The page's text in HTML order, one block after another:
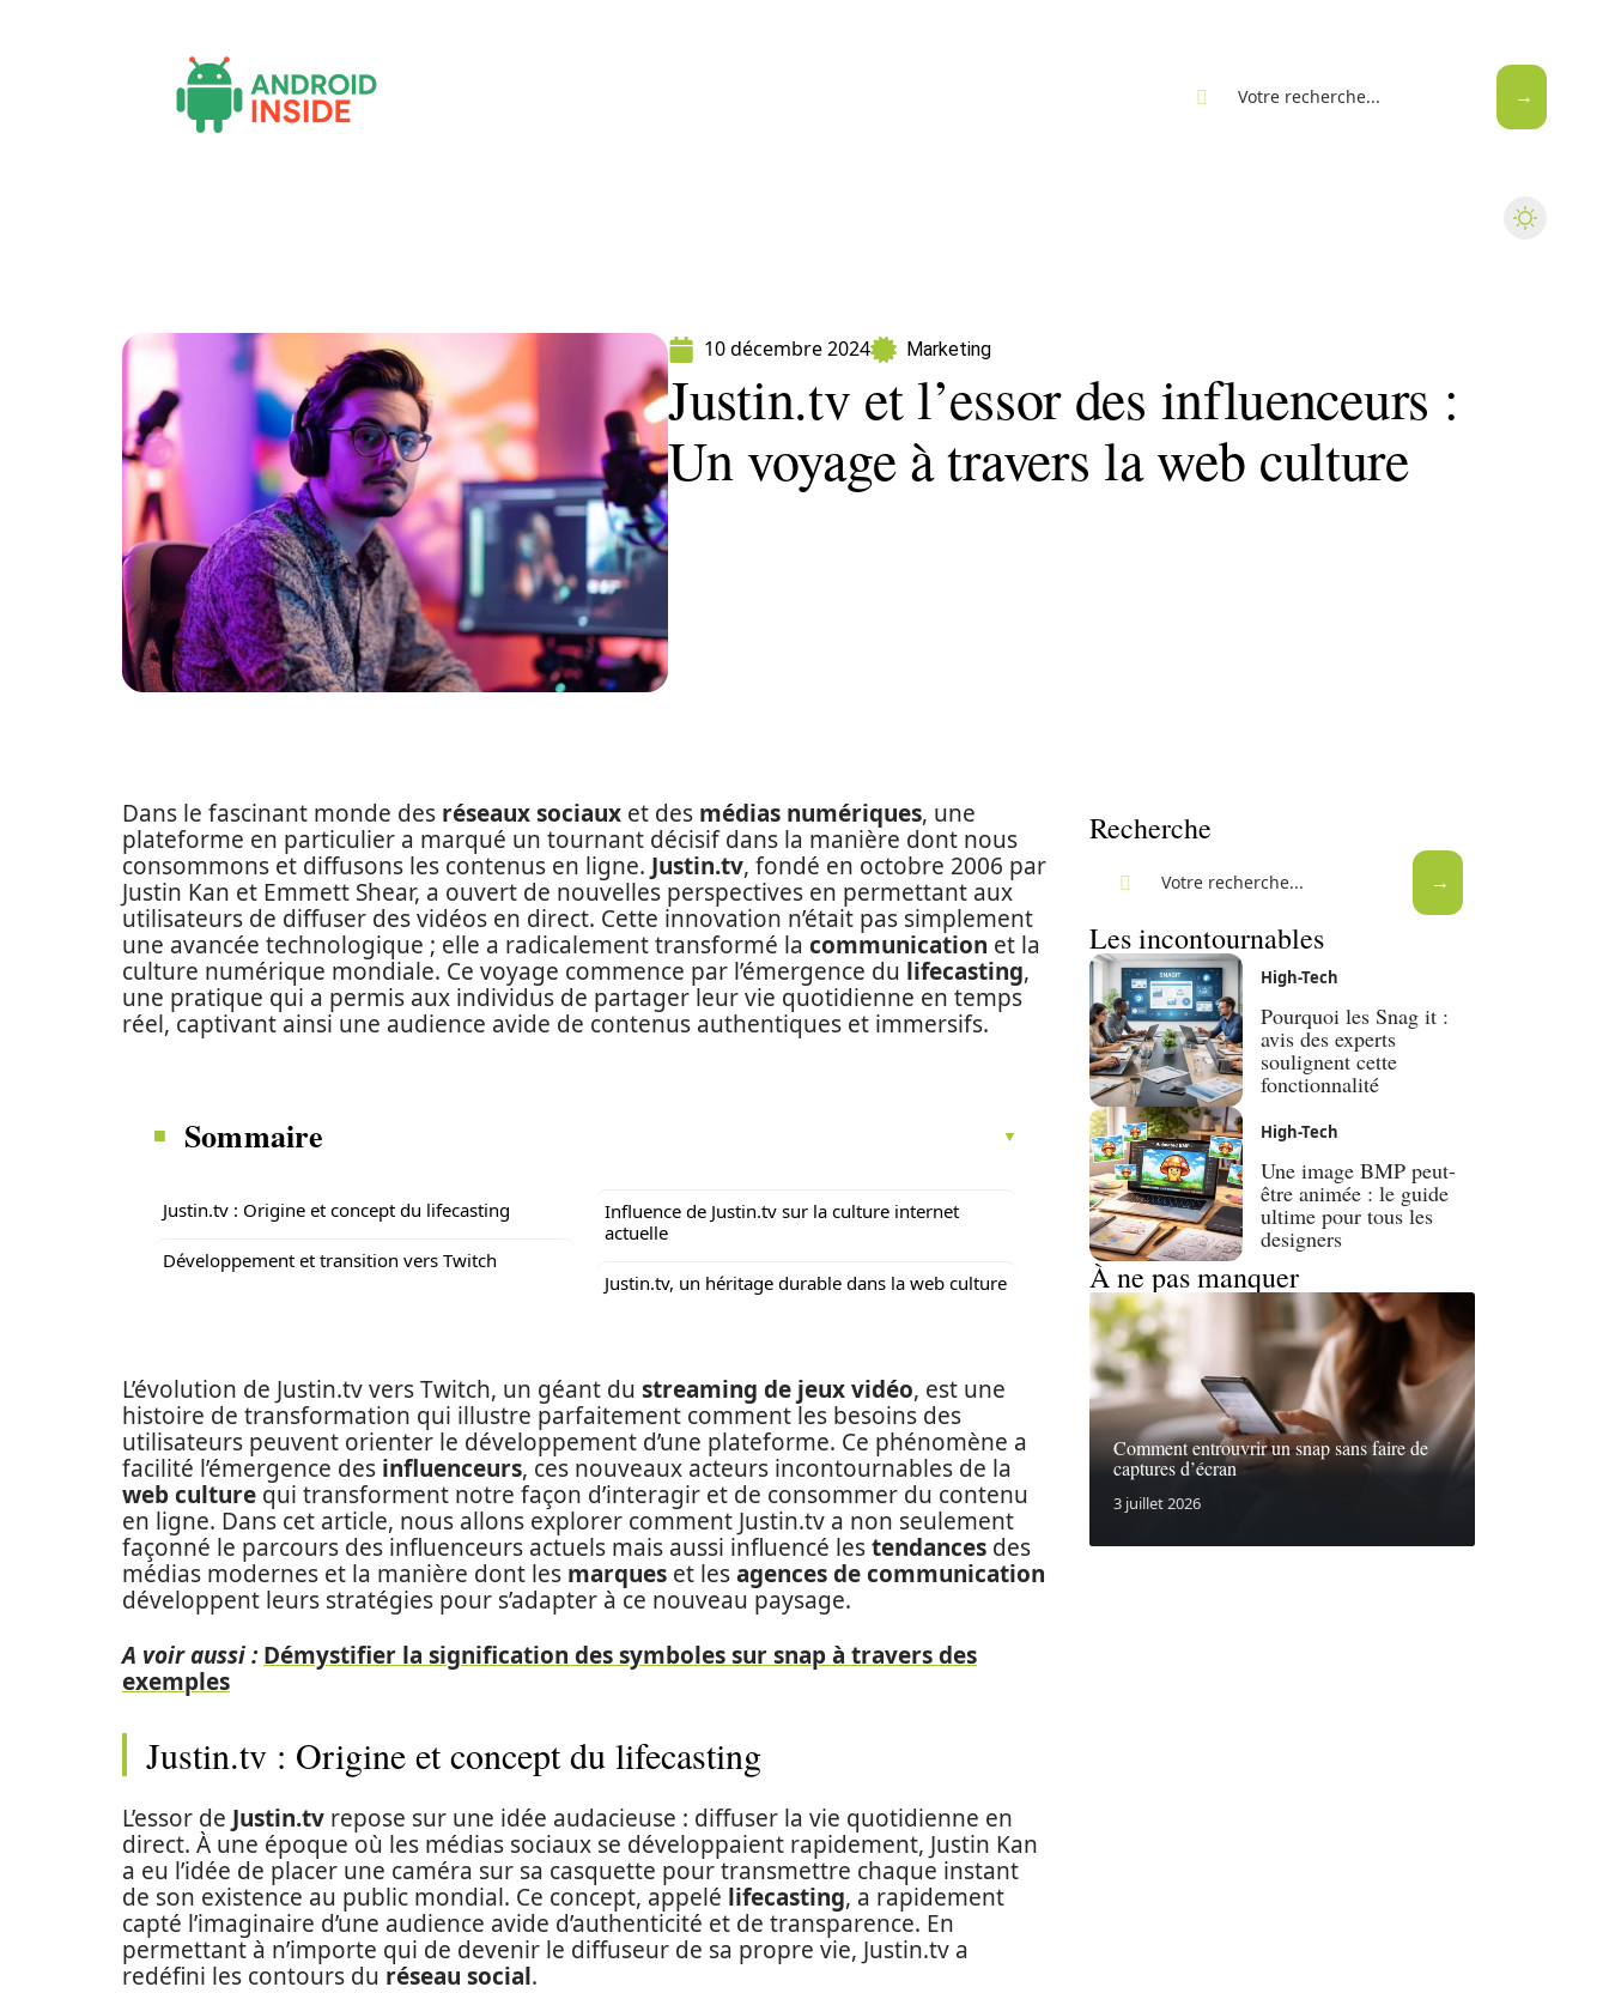
10 décembre 2024 Marketing
Justin.tv et l’essor des influenceurs :
Un voyage à travers la web culture
Dans le fascinant monde des réseaux sociaux et des médias numériques, une
plateforme en particulier a marqué un tournant décisif dans la manière dont nous
consommons et diffusons les contenus en ligne. Justin.tv, fondé en octobre 2006 par
Justin Kan et Emmett Shear, a ouvert de nouvelles perspectives en permettant aux
utilisateurs de diffuser des vidéos en direct. Cette innovation n’était pas simplement
une avancée technologique ; elle a radicalement transformé la communication et la
culture numérique mondiale. Ce voyage commence par l’émergence du lifecasting,
une pratique qui a permis aux individus de partager leur vie quotidienne en temps
réel, captivant ainsi une audience avide de contenus authentiques et immersifs.
Sommaire
Justin.tv : Origine et concept du lifecasting
Développement et transition vers Twitch
Influence de Justin.tv sur la culture internet
actuelle
Justin.tv, un héritage durable dans la web culture
L’évolution de Justin.tv vers Twitch, un géant du streaming de jeux vidéo, est une
histoire de transformation qui illustre parfaitement comment les besoins des
utilisateurs peuvent orienter le développement d’une plateforme. Ce phénomène a
facilité l’émergence des influenceurs, ces nouveaux acteurs incontournables de la
web culture qui transforment notre façon d’interagir et de consommer du contenu
en ligne. Dans cet article, nous allons explorer comment Justin.tv a non seulement
façonné le parcours des influenceurs actuels mais aussi influencé lestendances des
médias modernes et la manière dont les marques et lesagences de communication
développent leurs stratégies pour s’adapter à ce nouveau paysage.
A voir aussi : Démystifier la signification des symboles sur snap à travers des
exemples
Justin.tv : Origine et concept du lifecasting
L’essor de Justin.tv repose sur une idée audacieuse : diffuser la vie quotidienne en
direct. À une époque où les médias sociaux se développaient rapidement, Justin Kan
a eu l’idée de placer une caméra sur sa casquette pour transmettre chaque instant
de son existence au public mondial. Ce concept, appelé lifecasting, a rapidement
capté l’imaginaire d’une audience avide d’authenticité et de transparence. En
permettant à n’importe qui de devenir le diffuseur de sa propre vie, Justin.tv a
redéfini les contours du réseau social.
Recherche
Les incontournables
High-Tech
Pourquoi les Snag it :
avis des experts
soulignent cette
fonctionnalité
High-Tech
Une image BMP peut-
être animée : le guide
ultime pour tous les
designers
À ne pas manquer
Comment entrouvrir un snap sans faire de
captures d’écran
3 juillet 2026